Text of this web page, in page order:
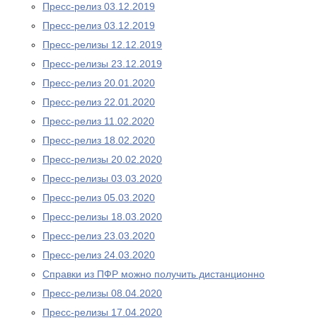
Пресс-релиз 03.12.2019
Пресс-релиз 03.12.2019
Пресс-релизы 12.12.2019
Пресс-релизы 23.12.2019
Пресс-релиз 20.01.2020
Пресс-релиз 22.01.2020
Пресс-релиз 11.02.2020
Пресс-релиз 18.02.2020
Пресс-релизы 20.02.2020
Пресс-релизы 03.03.2020
Пресс-релиз 05.03.2020
Пресс-релизы 18.03.2020
Пресс-релиз 23.03.2020
Пресс-релиз 24.03.2020
Справки из ПФР можно получить дистанционно
Пресс-релизы 08.04.2020
Пресс-релизы 17.04.2020